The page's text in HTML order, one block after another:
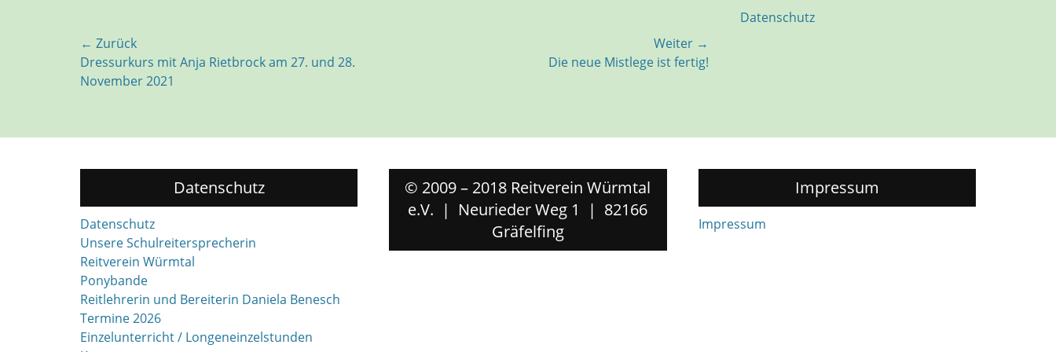
Beitragsnavigation
← Zurück
Vorhergehender
Beitrag:
Dressurkurs mit Anja Rietbrock am 27. und 28.
November 2021
Weiter →
Die neue Mistlege ist fertig!
Datenschutz
Datenschutz
Datenschutz
Unsere Schulreitersprecherin
Reitverein Würmtal
Ponybande
Reitlehrerin und Bereiterin Daniela Benesch
Termine 2026
Einzelunterricht / Longeneinzelstunden
© 2009 – 2018 Reitverein Würmtal
e.V. | Neurieder Weg 1 | 82166
Gräfelfing
Impressum
Impressum